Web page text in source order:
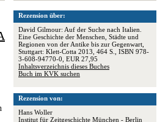
Rezension über:
David Gilmour: Auf der Suche nach Italien.
Eine Geschichte der Menschen, Städte und
Regionen von der Antike bis zur Gegenwart,
Stuttgart: Klett-Cotta 2013, 464 S., ISBN 978-
3-608-94770-0, EUR 27,95
Inhaltsverzeichnis dieses Buches
Buch im KVK suchen
Rezension von:
Hans Woller
Institut für Zeitgeschichte München - Berlin